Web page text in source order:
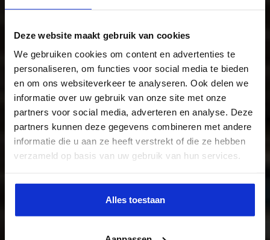
Deze website maakt gebruik van cookies
We gebruiken cookies om content en advertenties te
personaliseren, om functies voor social media te bieden
en om ons websiteverkeer te analyseren. Ook delen we
informatie over uw gebruik van onze site met onze
partners voor social media, adverteren en analyse. Deze
partners kunnen deze gegevens combineren met andere
informatie die u aan ze heeft verstrekt of die ze hebben
verzameld op basis van uw gebruik van hun services.
Alles toestaan
Van nationaal beleid naar regionale
realisatie
KOOP TICKETS